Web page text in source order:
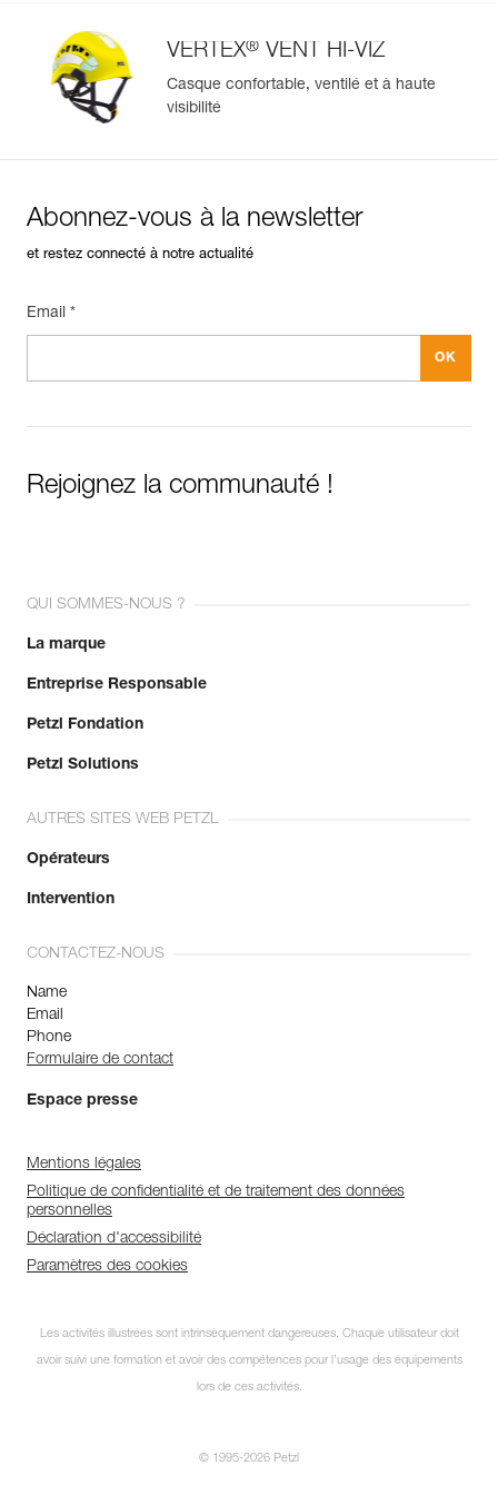
VERTEX® VENT HI-VIZ
Casque confortable, ventilé et à haute
visibilité
Abonnez-vous à la newsletter
et restez connecté à notre actualité
Email *
Rejoignez la communauté !
QUI SOMMES-NOUS ?
La marque
Entreprise Responsable
Petzl Fondation
Petzl Solutions
AUTRES SITES WEB PETZL
Opérateurs
Intervention
CONTACTEZ-NOUS
Name
Email
Phone
Formulaire de contact
Espace presse
Mentions légales
Politique de confidentialité et de traitement des données
personnelles
Déclaration d'accessibilité
Paramètres des cookies
Les activités illustrées sont intrinsèquement dangereuses. Chaque utilisateur doit
avoir suivi une formation et avoir des compétences pour l’usage des équipements
lors de ces activités.
© 1995-2026 Petzl